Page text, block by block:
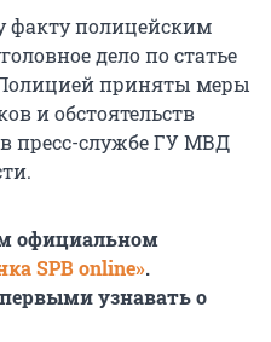
факту полицейским
дело по статье
приняты меры
и обстоятельств
пресс-службе ГУ МВД
официальном
SPB online».
узнавать о